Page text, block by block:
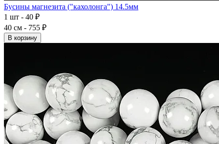
Бусины магнезита ("кахолонга") 14.5мм
1 шт - 40 ₽
40 см - 755 ₽
В корзину